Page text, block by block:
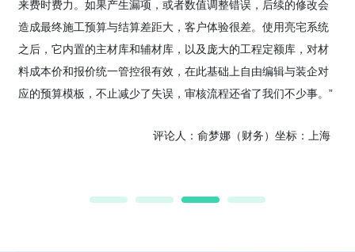
来费时费力。如果产生漏项，或者数值调整错误，后续的修改会
造成最终施工预算与结算差距大，客户体验很差。使用亮宅系统
之后，它内置的主材库和辅材库，以及庞大的工程定额库，对材
料成本价和报价统一管控很有效，在此基础上自由编辑与装企对
应的预算模板，不止减少了失误，审核流程还省了我们不少事。”
评论人：俞梦娜（财务）坐标：上海